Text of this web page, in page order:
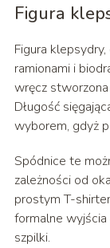
Figura
Figura
ramionami i
wręcz
Długość
wyborem, gdyż
Spódnice te
zależności od
prostym T-
formalne
szpilki.